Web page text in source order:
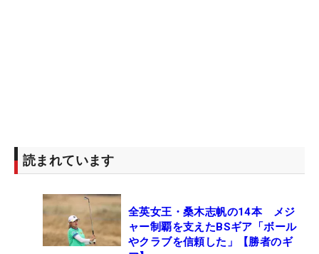
読まれています
全英女王・桑木志帆の14本 メジ
ャー制覇を支えたBSギア「ボール
やクラブを信頼した」【勝者のギ